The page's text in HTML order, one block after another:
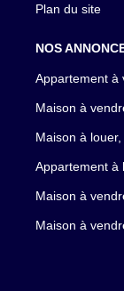
Plan du site
NOS
Appartement à
Maison à
Maison à
Appartement à
Maison à
Maison à